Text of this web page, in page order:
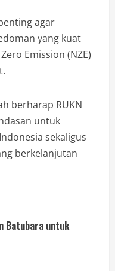
agar
yang kuat
Emission (NZE)
berharap RUKN
untuk
sekaligus
berkelanjutan
Batubara untuk